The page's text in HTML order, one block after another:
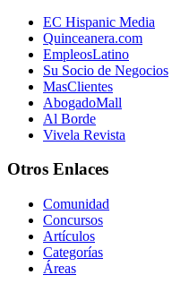
EC Hispanic Media
Quinceanera.com
EmpleosLatino
Su Socio de Negocios
MasClientes
AbogadoMall
Al Borde
Vivela Revista
Otros Enlaces
Comunidad
Concursos
Artículos
Categorías
Áreas